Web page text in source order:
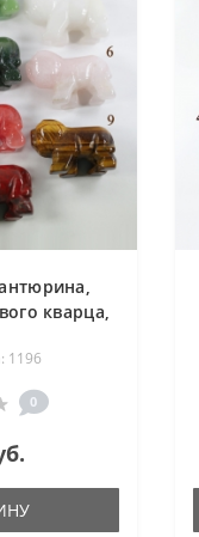
кварца,
мм
1196
0